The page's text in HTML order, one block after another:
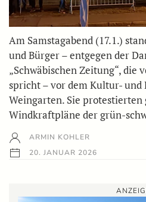
Am Samstagabend (17.1.)
und Bürger – entgegen der
„Schwäbischen Zeitung“, die
spricht – vor dem Kultur- und
Weingarten. Sie protestierten
Windkraftpläne der grün-
ARMIN KOHLER
20. JANUAR 2026